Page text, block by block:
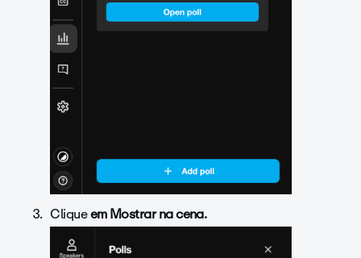
Cliqueem Mostrar na cena.